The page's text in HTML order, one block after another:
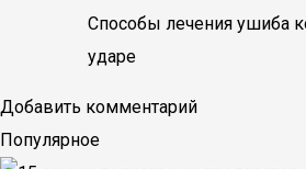
Способы лечения ушиба
ударе
Добавить комментарий
Популярное